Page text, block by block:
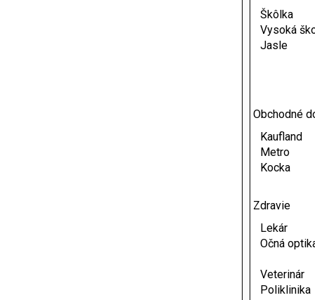
Škôlka
Vysoká
Jasle
Obchodné
Kaufland
Metro
Kocka
Zdravie
Lekár
Očná
Veterinár
Poliklinika